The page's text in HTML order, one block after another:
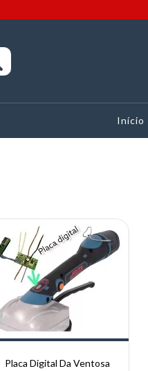
Início
Placa Digital Da Ventosa